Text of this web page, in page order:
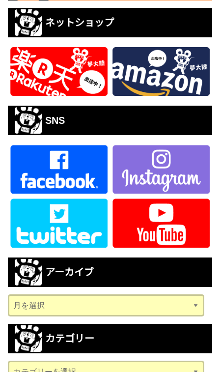
ネットショップ
SNS
アーカイブ
ー
カ
ブ
カテゴリー